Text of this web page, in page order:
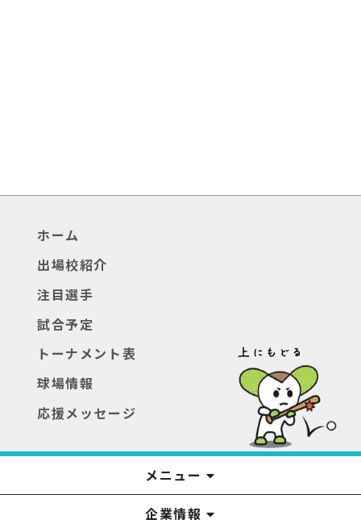
ホーム
出場校紹介
注目選手
試合予定
トーナメント表
球場情報
応援メッセージ
メニュー
YTSニュース
番組
アナウンサー
プレゼント
イベント
みるるん星人
YTS見学ツアー
番組表
お問い合わせ
企業情報